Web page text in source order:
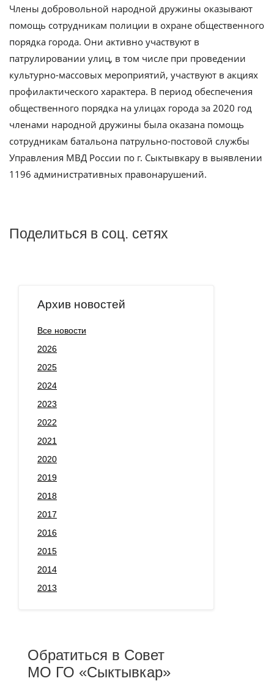
Члены добровольной народной дружины оказывают
помощь сотрудникам полиции в охране общественного
порядка города. Они активно участвуют в
патрулировании улиц, в том числе при проведении
культурно-массовых мероприятий, участвуют в акциях
профилактического характера. В период обеспечения
общественного порядка на улицах города за 2020 год
членами народной дружины была оказана помощь
сотрудникам батальона патрульно-постовой службы
Управления МВД России по г. Сыктывкару в выявлении
1196 административных правонарушений.
Поделиться в соц. сетях
Архив новостей
Все новости
2026
2025
2024
2023
2022
2021
2020
2019
2018
2017
2016
2015
2014
2013
Обратиться в Совет
МО ГО «Сыктывкар»